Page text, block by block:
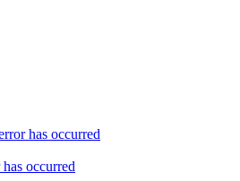
has occurred
occurred